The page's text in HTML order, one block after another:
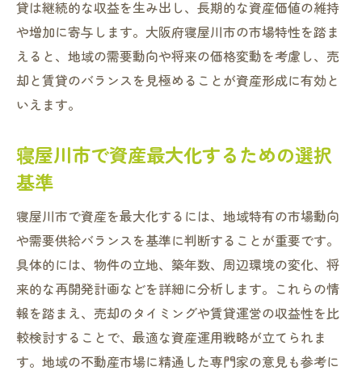
貸は継続的な収益を生み出し、長期的な資産価値の維持
や増加に寄与します。大阪府寝屋川市の市場特性を踏ま
えると、地域の需要動向や将来の価格変動を考慮し、売
却と賃貸のバランスを見極めることが資産形成に有効と
いえます。
寝屋川市で資産最大化するための選択
基準
寝屋川市で資産を最大化するには、地域特有の市場動向
や需要供給バランスを基準に判断することが重要です。
具体的には、物件の立地、築年数、周辺環境の変化、将
来的な再開発計画などを詳細に分析します。これらの情
報を踏まえ、売却のタイミングや賃貸運営の収益性を比
較検討することで、最適な資産運用戦略が立てられま
す。地域の不動産市場に精通した専門家の意見も参考に